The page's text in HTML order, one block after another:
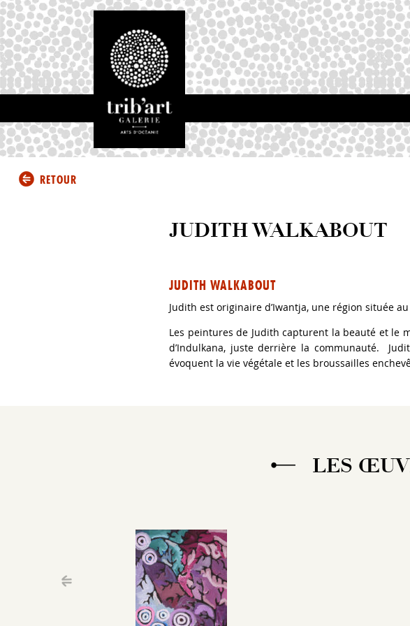
RETOUR
JUDITH WALKABOUT
JUDITH WALKABOUT
Judith est originaire d’Iwantja, une région située
Les peintures de Judith capturent la beauté et le
d’Indulkana, juste derrière la communauté.
évoquent la vie végétale et les broussailles
LES